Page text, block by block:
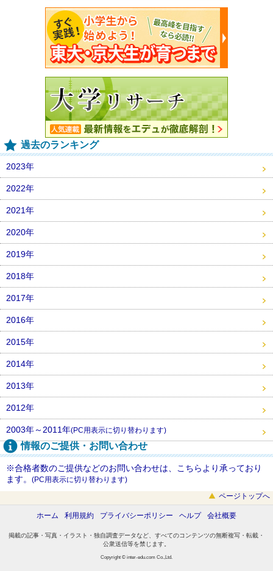
過去のランキング
2023年
2022年
2021年
2020年
2019年
2018年
2017年
2016年
2015年
2014年
2013年
2012年
2003年～2011年(PC用表示に切り替わります)
情報のご提供・お問い合わせ
※合格者数のご提供などのお問い合わせは、こちらより承っており
ます。 (PC用表示に切り替わります)
ページトップへ
ホーム 利用規約 プライバシーポリシー ヘルプ 会社概要
掲載の記事・写真・イラスト・独自調査データなど、すべてのコンテンツの無断複写・転載・
公衆送信等を禁じます。
Copyright © inter-edu.com Co.,Ltd.